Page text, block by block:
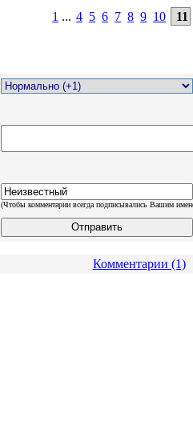
1 ... 4 5 6 7 8 9 10 11
(Чтобы комментарии всегда подписывались Вашим
Комментарии (1)